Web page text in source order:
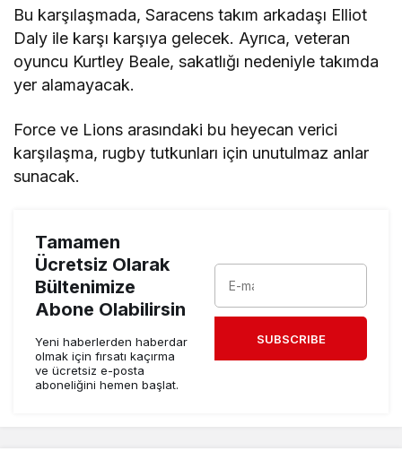
Bu karşılaşmada, Saracens takım arkadaşı Elliot
Daly ile karşı karşıya gelecek. Ayrıca, veteran
oyuncu Kurtley Beale, sakatlığı nedeniyle takımda
yer alamayacak.
Force ve Lions arasındaki bu heyecan verici
karşılaşma, rugby tutkunları için unutulmaz anlar
sunacak.
Tamamen
Ücretsiz Olarak
Bültenimize
Abone Olabilirsin
Yeni haberlerden haberdar
olmak için fırsatı kaçırma
ve ücretsiz e-posta
aboneliğini hemen başlat.
SUBSCRIBE